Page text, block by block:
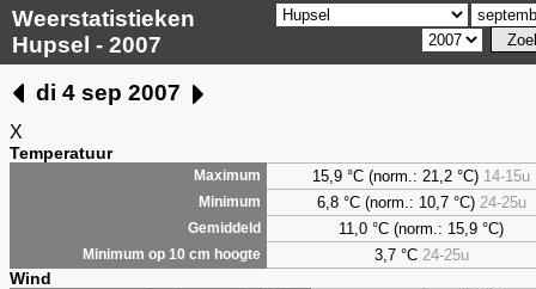
Weerstatistieken
Hupsel - 2007
di 4 sep 2007
X
Temperatuur
Maximum 15,9 °C (norm.: 21,2 °C) 14-15u
Minimum 6,8°C (norm.: 10,7 °C) 24-25u
Gemiddeld 11,0 °C (norm.: 15,9 °C)
Minimum op 10 cm hoogte 3,7°C 24-25u
Wind